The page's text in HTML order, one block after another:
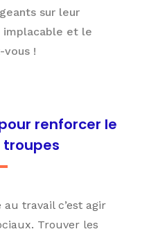
sur leur
et le
vous !
renforcer le
troupes
travail c’est agir
Trouver les